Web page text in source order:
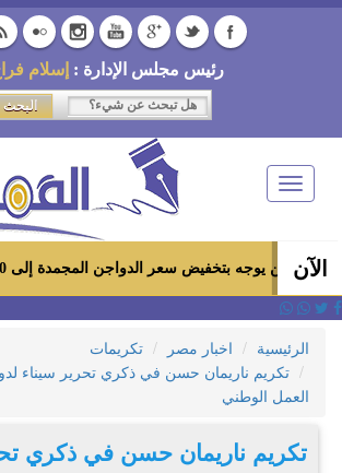
رئيس مجلس الإدارة : إسلام
Toggle
navigation
الآن
بتخفيض سعر الدواجن المجمدة إلى 100 جنيه للكيلو بالمجمعات الاستهلاكية ومعارض «أهلاً رمضان»
الرئيسية اخبار مصر
تكريمات
تكريم ناريمان حسن في ذكري تحرير سيناء
العمل الوطني
تكريم ناريمان حسن في ذكري